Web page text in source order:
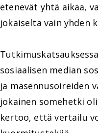
etenevät yhtä aikaa,
jokaiselta vain yhden
sosiaalisen median
ja masennusoireiden
jokainen somehetki
kertoo, että vertailu